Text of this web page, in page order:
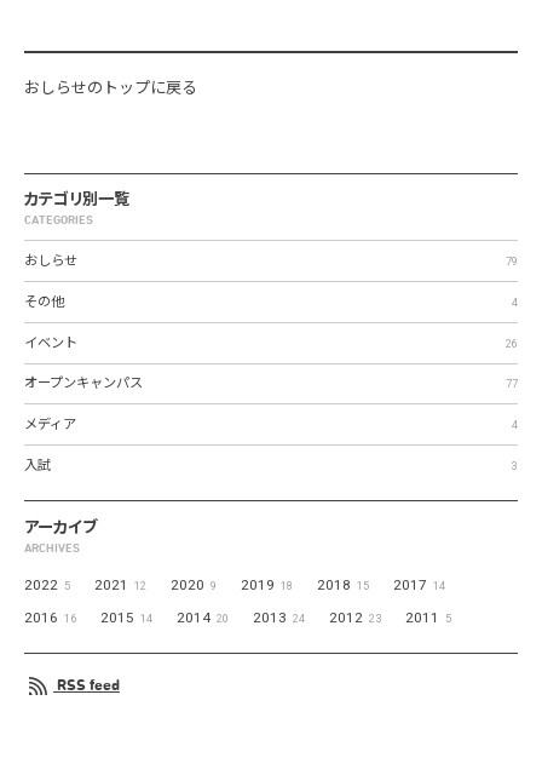
おしらせのトップに戻る
カテゴリ別一覧
CATEGORIES
おしらせ 79
その他 4
イベント 26
オープンキャンパス 77
メディア 4
入試 3
アーカイブ
ARCHIVES
2022 5 2021 12 2020 9 2019 18 2018 15 2017 14
2016 16 2015 14 2014 20 2013 24 2012 23 2011 5
RSS feed